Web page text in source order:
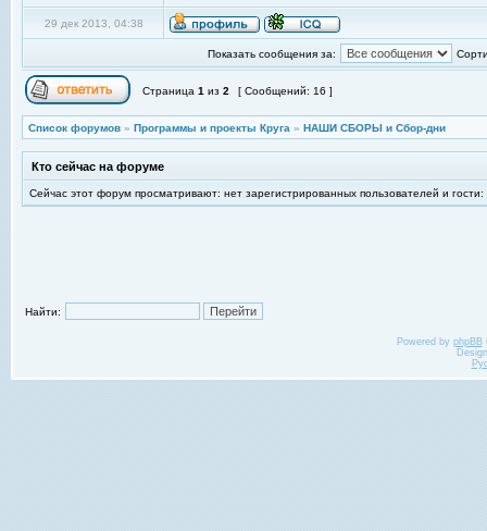
29 дек 2013, 04:38
Показать сообщения за:
Страница 1 из 2 [ Сообщений: 16 ]
Список форумов » Программы и проекты Круга » НАШИ СБОРЫ и Сбор-дни
Кто сейчас на форуме
Сейчас этот форум просматривают: нет зарегистрированных пользователей и гости:
Найти:
Powered by phpBB